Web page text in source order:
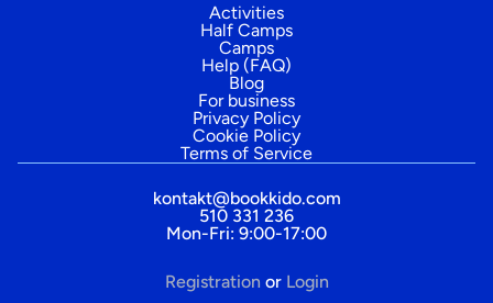
Activities
Half Camps
Camps
Help (FAQ)
Blog
For business
Privacy Policy
Cookie Policy
Terms of Service
kontakt@bookkido.com
510 331 236
Mon-Fri: 9:00-17:00
Registration or Login